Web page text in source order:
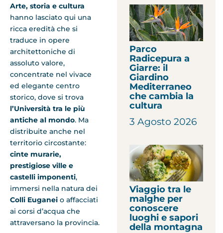
Arte, storia e cultura
hanno lasciato qui una
ricca eredità che si
traduce in opere
architettoniche di
assoluto valore,
concentrate nel vivace
ed elegante centro
storico, dove si trova
l’Università tra le più
antiche al mondo. Ma
distribuite anche nel
territorio circostante:
cinte murarie,
prestigiose ville e
castelli imponenti,
immersi nella natura dei
Colli Euganei o affacciati
ai corsi d’acqua che
attraversano la provincia.
Parco
Radicepura a
Giarre: il
Giardino
Mediterraneo
che cambia la
cultura
3 Agosto 2026
Viaggio tra le
malghe per
conoscere
luoghi e sapori
della montagna